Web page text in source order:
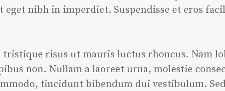
nibh in imperdiet. Suspendisse et eros
tristique risus ut mauris luctus rhoncus. Nam
non. Nullam a laoreet urna, molestie
tincidunt bibendum dui vestibulum.